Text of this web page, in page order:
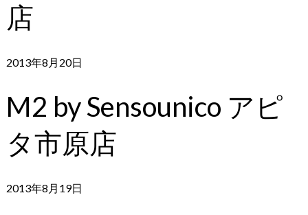
店
2013年8月20日
M2 by Sensounico アピ
タ市原店
2013年8月19日